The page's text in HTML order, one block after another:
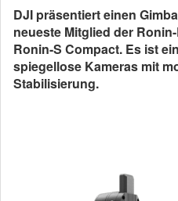
DJI präsentiert einen
neueste Mitglied der
Ronin-S Compact. Es ist
spiegellose Kameras mit
Stabilisierung.